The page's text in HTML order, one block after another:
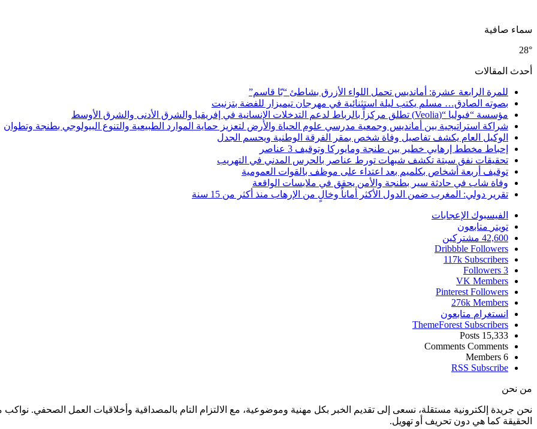
سماء صافية
28°
أحدث المقالات
للمرة الرابعة عشرة: أمانديس تحمل اللواء الأزرق بشاطئ “بّا قاسم”
بصوته الصادق… مسلم يكتب ليلة استثنائية في مهرجان تيميزار للفضة بتزنيت
مؤسسة “فيوليا “(Veolia) تطلق مركزاً بالرباط لدعم التدخلات الإنسانية في إفريقيا والشرق الأدنى والشرق الأوسط
شراكة استراتيجية بين أمانديس وجمعية مدرسي علوم الحياة والأرض لتعزيز حماية الموارد الطبيعية والتنوع البيولوجي بطنجة وتطوان
الوكيل العام يكشف تفاصيل وفاة شخص بمقر الفرقة الوطنية ويحسم الجدل
إحباط مخطط إرهابي خطير بين طنجة ومايوركا وتوقيف 3 عناصر
تحقيقات نفق سبتة تكشف شبهات تورط عناصر بالحرس المدني في التهريب
توقيف أربعة أشخاص بكلميم بعد اعتداء على موظف بالقوات العمومية
وفاة شاب في حادثة سير بطنجة والأمن يحقق في ملابسات الواقعة
تقرير دولي: المغرب ضمن الدول الأكثر أماناً وخالٍ من الإرهاب منذ أكثر من 15 سنة
الفيسبوك الإعجابات
تويتر متابعون
42,600 مشتركين
Dribbble Followers
117k Subscribers
3
Followers
VK Members
Pinterest Followers
276k Members
انستغرام متابعون
ThemeForest Subscribers
15,333
Posts
Comments Comments
6
Members
RSS Subscribe
من نحن
نحن جريدة إلكترونية مستقلة، نسعى إلى تقديم الخبر بكل مهنية وموضوعية، مع الالتزام التام بالمصداقية وأخلاقيات العمل الصحفي.
الحقيقة كما هي دون تحريف أو تهويل.